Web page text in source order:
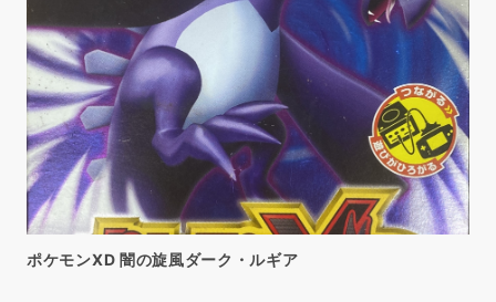
ポケモンXD 闇の旋風ダーク・ルギア